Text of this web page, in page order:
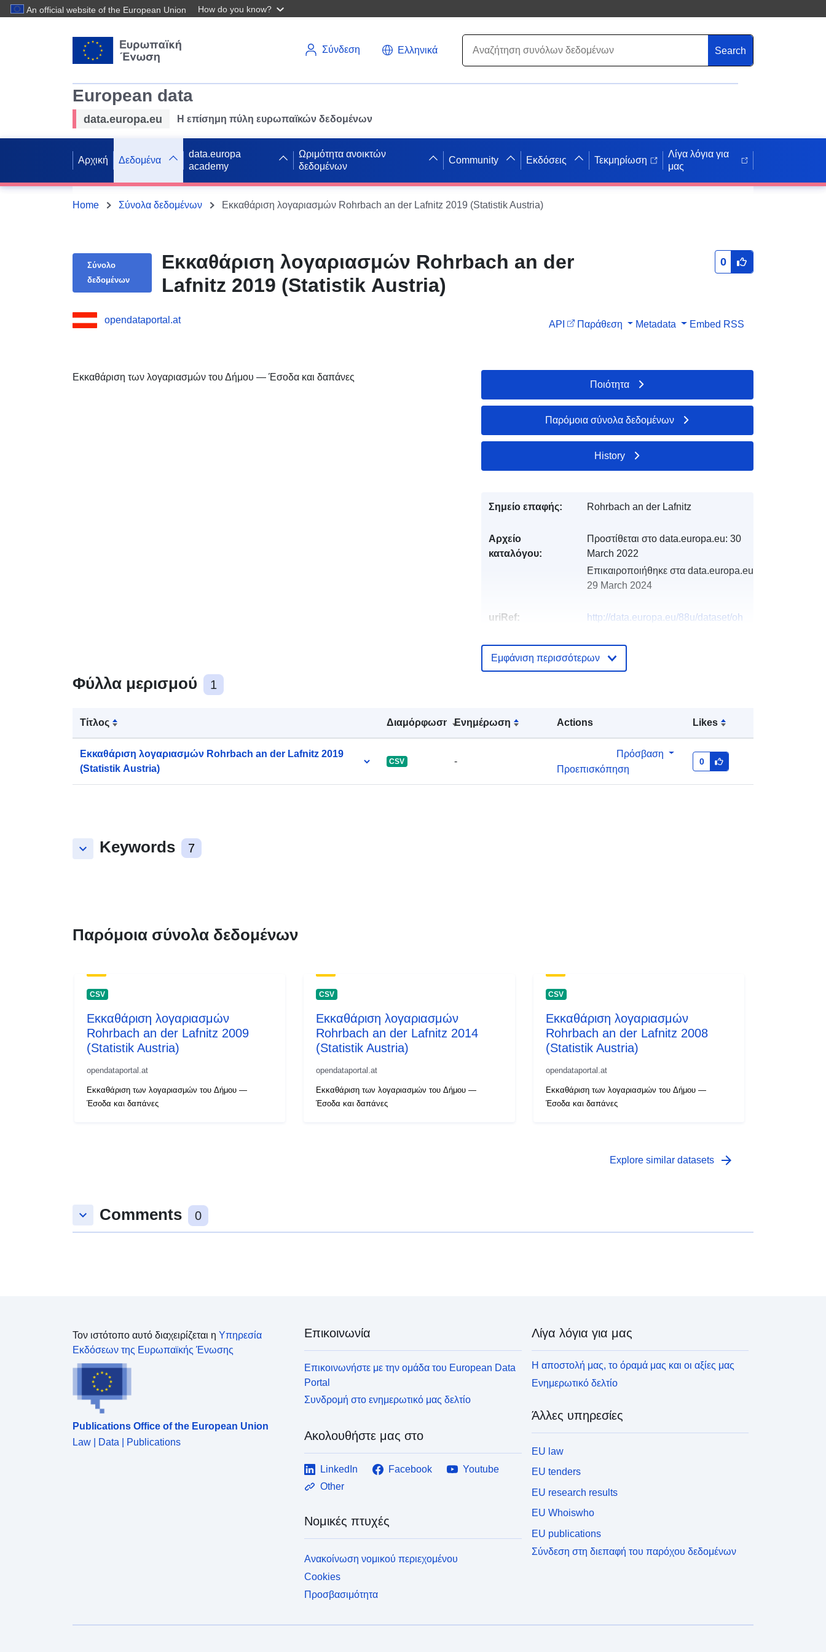
An official website of the European Union How do you know?
Σύνδεση Ελληνικά Search
European data
data.europa.eu Η επίσημη πύλη ευρωπαϊκών δεδομένων
Αρχική Δεδομένα
data.europa
academy
Ωριμότητα ανοικτών
δεδομένων
Community Εκδόσεις Τεκμηρίωση
Λίγα λόγια για
μας
Home Σύνολα δεδομένων Εκκαθάριση λογαριασμών Rohrbach an der Lafnitz 2019 (Statistik Austria)
Σύνολο
δεδομένων
Εκκαθάριση λογαριασμών Rohrbach an der
Lafnitz 2019 (Statistik Austria)
0
opendataportal.at API Παράθεση Metadata Embed RSS
Εκκαθάριση των λογαριασμών του Δήμου — Έσοδα και δαπάνες
Φύλλα μερισμού 1
Τίτλος Διαμόρφωση Ενημέρωση Actions Likes
Εκκαθάριση λογαριασμών Rohrbach an der Lafnitz 2019
(Statistik Austria)
CSV -
Πρόσβαση
Προεπισκόπηση
0
keyboard_arrow_down Keywords 7
Ποιότητα
Παρόμοια σύνολα δεδομένων
History
Σημείο επαφής: Rohrbach an der Lafnitz
Αρχείο
καταλόγου:
Προστίθεται στο data.europa.eu: 30
March 2022
Επικαιροποιήθηκε στα data.europa.eu:
29 March 2024
uriRef:
http://data.europa.eu/88u/dataset/oh
der-lafnitz-2019-statistik-austria
Εμφάνιση περισσότερων
Παρόμοια σύνολα δεδομένων
CSV
Εκκαθάριση λογαριασμών
Rohrbach an der Lafnitz 2009
(Statistik Austria)
opendataportal.at
Εκκαθάριση των λογαριασμών του Δήμου —
Έσοδα και δαπάνες
CSV
Εκκαθάριση λογαριασμών
Rohrbach an der Lafnitz 2014
(Statistik Austria)
opendataportal.at
Εκκαθάριση των λογαριασμών του Δήμου —
Έσοδα και δαπάνες
CSV
Εκκαθάριση λογαριασμών
Rohrbach an der Lafnitz 2008
(Statistik Austria)
opendataportal.at
Εκκαθάριση των λογαριασμών του Δήμου —
Έσοδα και δαπάνες
Explore similar datasets arrow_forward
keyboard_arrow_down Comments 0
Τον ιστότοπο αυτό διαχειρίζεται η Υπηρεσία
Εκδόσεων της Ευρωπαϊκής Ένωσης
Publications Office of the European Union
Law | Data | Publications
Επικοινωνία
Επικοινωνήστε με την ομάδα του European Data
Portal
Συνδρομή στο ενημερωτικό μας δελτίο
Ακολουθήστε μας στο
LinkedIn Facebook
Youtube
Other
Νομικές πτυχές
Ανακοίνωση νομικού περιεχομένου
Cookies
Προσβασιμότητα
Λίγα λόγια για μας
Η αποστολή μας, το όραμά μας και οι αξίες μας
Ενημερωτικό δελτίο
Άλλες υπηρεσίες
EU law
EU tenders
EU research results
EU Whoiswho
EU publications
Σύνδεση στη διεπαφή του παρόχου δεδομένων